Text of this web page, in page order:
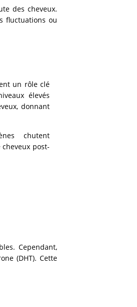
des cheveux.
fluctuations ou
un rôle clé
élevés
donnant
chutent
post-
Cependant,
(DHT). Cette